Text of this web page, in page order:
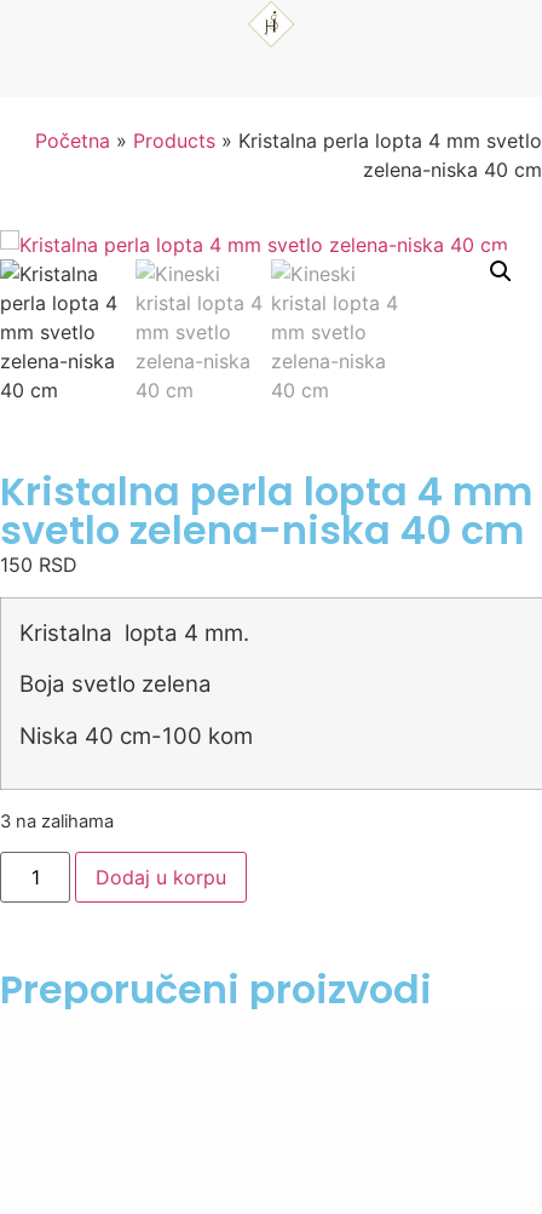
Početna » Products » Kristalna perla lopta 4 mm svetlo
zelena-niska 40 cm
Kristalna perla lopta 4 mm
svetlo zelena-niska 40 cm
150 RSD
Kristalna lopta 4 mm.
Boja svetlo zelena
Niska 40 cm-100 kom
3 na zalihama
Dodaj u korpu
Preporučeni proizvodi